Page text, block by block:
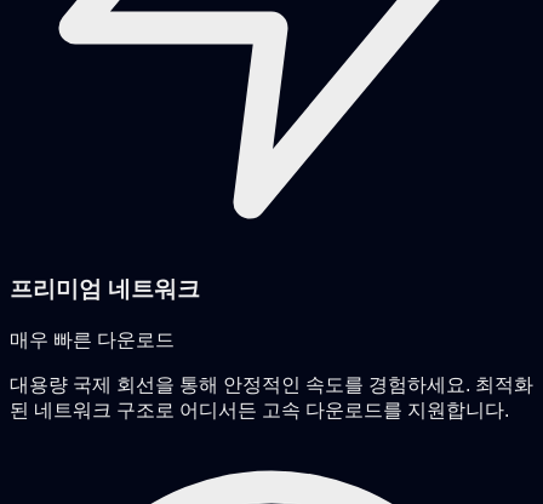
프리미엄 네트워크
매우 빠른 다운로드
대용량 국제 회선을 통해 안정적인 속도를 경험하세요. 최적화
된 네트워크 구조로 어디서든 고속 다운로드를 지원합니다.